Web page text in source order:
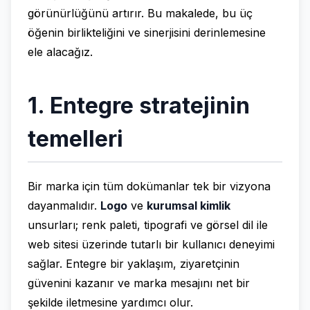
görünürlüğünü artırır. Bu makalede, bu üç
öğenin birlikteliğini ve sinerjisini derinlemesine
ele alacağız.
1. Entegre stratejinin
temelleri
Bir marka için tüm dokümanlar tek bir vizyona
dayanmalıdır. Logo ve kurumsal kimlik
unsurları; renk paleti, tipografi ve görsel dil ile
web sitesi üzerinde tutarlı bir kullanıcı deneyimi
sağlar. Entegre bir yaklaşım, ziyaretçinin
güvenini kazanır ve marka mesajını net bir
şekilde iletmesine yardımcı olur.